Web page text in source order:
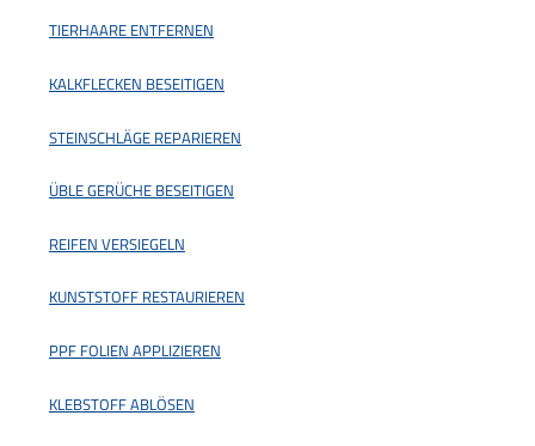
TIERHAARE ENTFERNEN
KALKFLECKEN BESEITIGEN
STEINSCHLÄGE REPARIEREN
ÜBLE GERÜCHE BESEITIGEN
REIFEN VERSIEGELN
KUNSTSTOFF RESTAURIEREN
PPF FOLIEN APPLIZIEREN
KLEBSTOFF ABLÖSEN